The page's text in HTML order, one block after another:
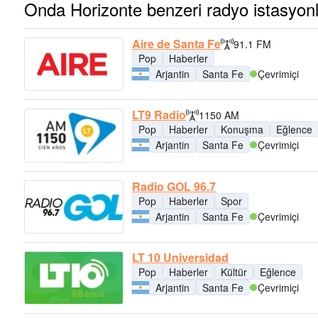
Onda Horizonte benzeri radyo
Aire de Santa Fe
91.1 FM
Pop
Haberler
Arjantin
Santa Fe Çevrimiçi
LT9 Radio
1150 AM
Pop
Haberler Konuşma
Eğlence
Arjantin
Santa Fe Çevrimiçi
Radio GOL 96.7
Pop Haberler
Spor
Arjantin
Santa Fe Çevrimiçi
LT 10 Universidad
Pop Haberler Kültür
Eğlence
Arjantin
Santa Fe Çevrimiçi